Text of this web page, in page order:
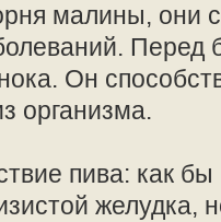
малины, они
Он
организма.
пива: как бы
желудка,